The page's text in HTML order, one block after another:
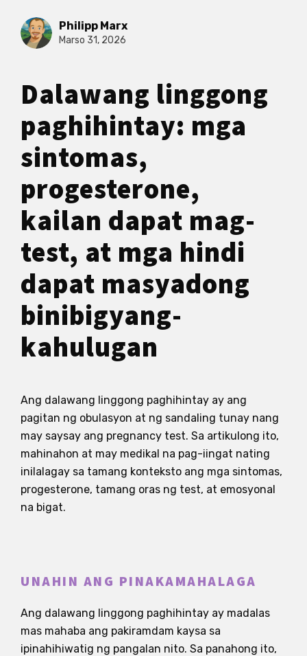
Philipp Marx
Marso 31, 2026
Dalawang linggong
paghihintay: mga
sintomas,
progesterone,
kailan dapat mag-
test, at mga hindi
dapat masyadong
binibigyang-
kahulugan
Ang dalawang linggong paghihintay ay ang
pagitan ng obulasyon at ng sandaling tunay nang
may saysay ang pregnancy test. Sa artikulong ito,
mahinahon at may medikal na pag-iingat nating
inilalagay sa tamang konteksto ang mga sintomas,
progesterone, tamang oras ng test, at emosyonal
na bigat.
UNAHIN ANG PINAKAMAHALAGA
Ang dalawang linggong paghihintay ay madalas
mas mahaba ang pakiramdam kaysa sa
ipinahihiwatig ng pangalan nito. Sa panahong ito,